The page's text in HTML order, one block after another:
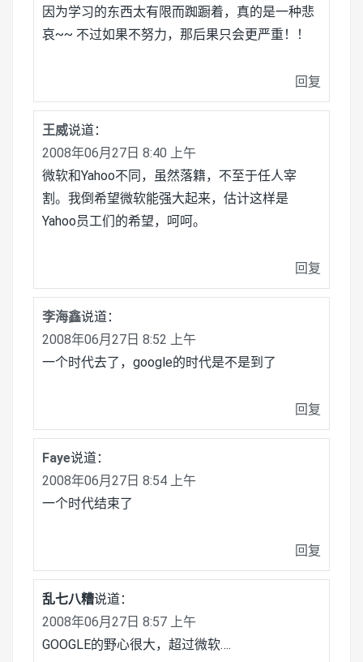
因为学习的东西太有限而踟蹰着，真的是一种悲
哀~~ 不过如果不努力，那后果只会更严重！！
回复
王威说道：
2008年06月27日 8:40 上午
微软和Yahoo不同，虽然落籍，不至于任人宰
割。我倒希望微软能强大起来，估计这样是
Yahoo员工们的希望，呵呵。
回复
李海鑫说道：
2008年06月27日 8:52 上午
一个时代去了，google的时代是不是到了
回复
Faye说道：
2008年06月27日 8:54 上午
一个时代结束了
回复
乱七八糟说道：
2008年06月27日 8:57 上午
GOOGLE的野心很大，超过微软….